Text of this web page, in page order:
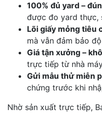
100% đủ yard –
được đo yard thực,
Lõi giấy mỏng tiêu
mà vẫn đảm bảo
Giá tận xưởng –
trực tiếp từ nhà
Gửi mẫu thử miễn
chứng trước khi
Nhờ sản xuất trực tiếp,